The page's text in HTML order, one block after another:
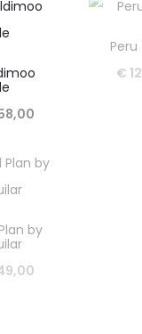
od
Raspon
od
€
by